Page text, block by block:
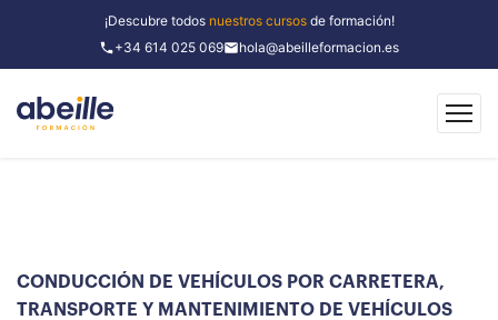
¡Descubre todos nuestros cursosde formación!
+34 614 025 069
hola@abeilleformacion.es
CONDUCCIÓN DE VEHÍCULOS POR CARRETERA,
TRANSPORTE Y MANTENIMIENTO DE VEHÍCULOS